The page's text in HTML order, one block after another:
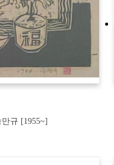
규 [1955~]